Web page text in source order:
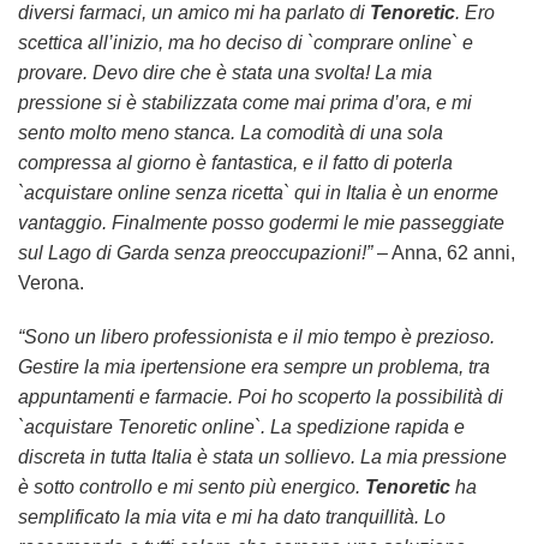
diversi farmaci, un amico mi ha parlato di Tenoretic. Ero
scettica all’inizio, ma ho deciso di `comprare online` e
provare. Devo dire che è stata una svolta! La mia
pressione si è stabilizzata come mai prima d’ora, e mi
sento molto meno stanca. La comodità di una sola
compressa al giorno è fantastica, e il fatto di poterla
`acquistare online senza ricetta` qui in Italia è un enorme
vantaggio. Finalmente posso godermi le mie passeggiate
sul Lago di Garda senza preoccupazioni!”– Anna, 62 anni,
Verona.
“Sono un libero professionista e il mio tempo è prezioso.
Gestire la mia ipertensione era sempre un problema, tra
appuntamenti e farmacie. Poi ho scoperto la possibilità di
`acquistare Tenoretic online`. La spedizione rapida e
discreta in tutta Italia è stata un sollievo. La mia pressione
è sotto controllo e mi sento più energico. Tenoretic ha
semplificato la mia vita e mi ha dato tranquillità. Lo